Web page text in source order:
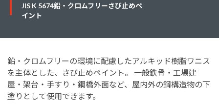
JIS K 5674鉛・クロムフリーさび止めペ
イント
鉛・クロムフリーの環境に配慮したアルキッド樹脂ワニス
を主体とした、さび止めペイント。 一般鉄骨・工場建
屋・架台・手すり・鋼橋外面など、屋内外の鋼構造物の下
塗りとして使用できます。